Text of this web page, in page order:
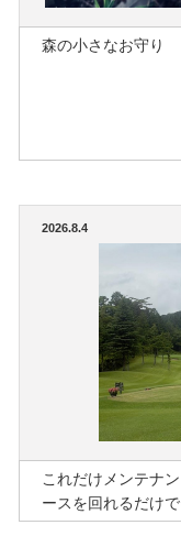
森の小さなお守り
2026.8.4
これだけメンテナ
ースを回れるだけ